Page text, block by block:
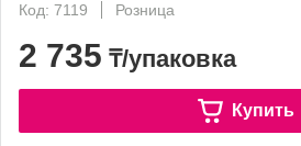
Код: 7119
Розница
2 735 ₸/упаковка
Купить